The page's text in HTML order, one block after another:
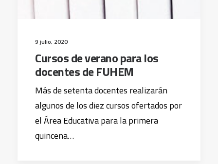
9 julio, 2020
Cursos de verano para los
docentes de FUHEM
Más de setenta docentes realizarán
algunos de los diez cursos ofertados por
el Área Educativa para la primera
quincena…